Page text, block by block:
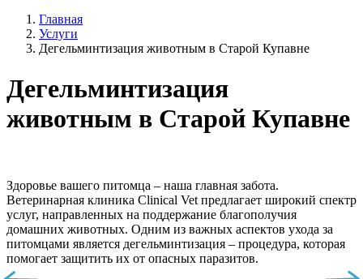
Главная
Услуги
Дегельминтизация животным в Старой Купавне
Дегельминтизация
животным в Старой Купавне
Здоровье вашего питомца – наша главная забота.
Ветеринарная клиника Clinical Vet предлагает широкий спектр
услуг, направленных на поддержание благополучия
домашних животных. Одним из важных аспектов ухода за
питомцами является дегельминтизация – процедура, которая
помогает защитить их от опасных паразитов.